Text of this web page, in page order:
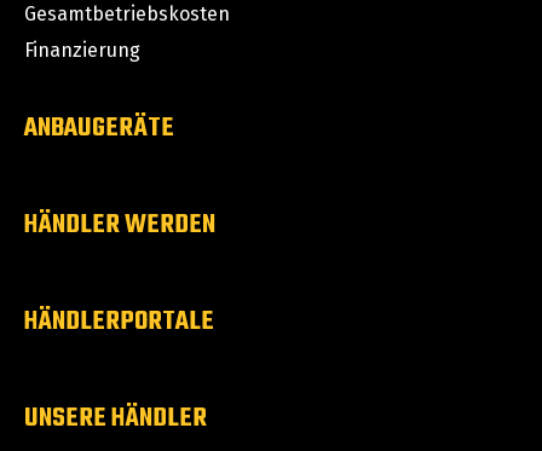
Gesamtbetriebskosten
Finanzierung
ANBAUGERÄTE
HÄNDLER WERDEN
HÄNDLERPORTALE
UNSERE HÄNDLER